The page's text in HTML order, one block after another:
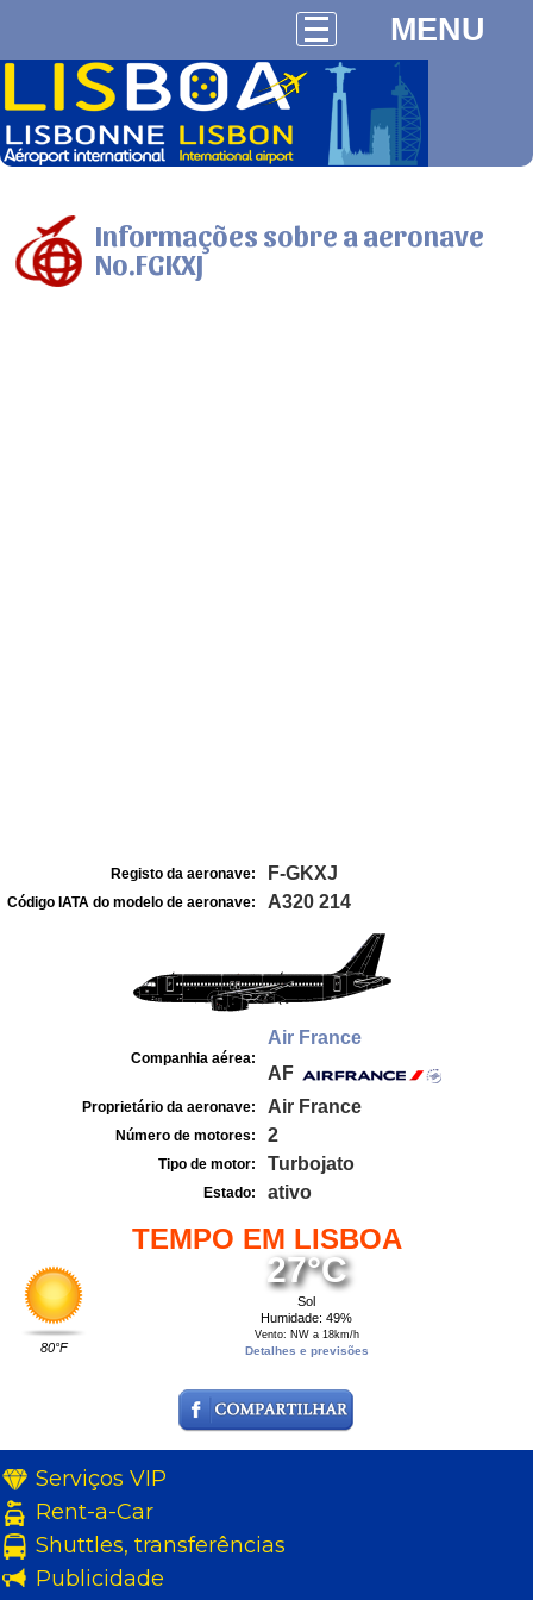
MENU
Informações sobre a aeronave
No.FGKXJ
Registo da aeronave: F-GKXJ
Código IATA do modelo de aeronave: A320 214
Companhia aérea:
Air France
AF
Proprietário da aeronave: Air France
Número de motores: 2
Tipo de motor: Turbojato
Estado: ativo
TEMPO EM LISBOA
80°F
27°C
Sol
Humidade: 49%
Vento: NW a 18km/h
Detalhes e previsões
Serviços VIP
Rent-a-Car
Shuttles, transferências
Publicidade